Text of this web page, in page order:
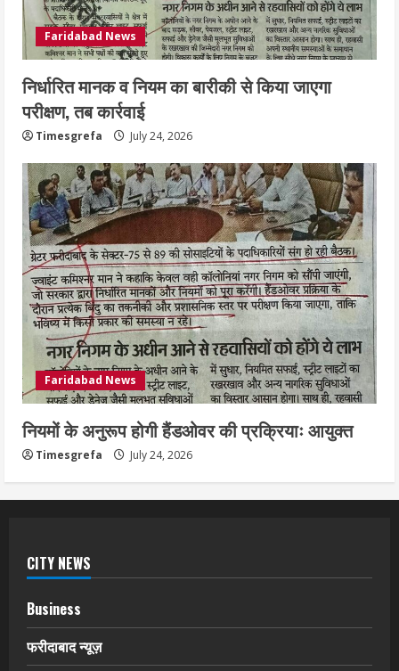
Faridabad News
निर्धारित मानक व नियम का बारीकी से किया जाएगा
परीक्षण, तब कार्रवाई
Timesgrefa July 24, 2026
Faridabad News
नियमों के अनुरूप होगी हैंडओवर की प्रक्रियाः आयुक्त
Timesgrefa July 24, 2026
CITY NEWS
Business
फरीदाबाद न्यूज़